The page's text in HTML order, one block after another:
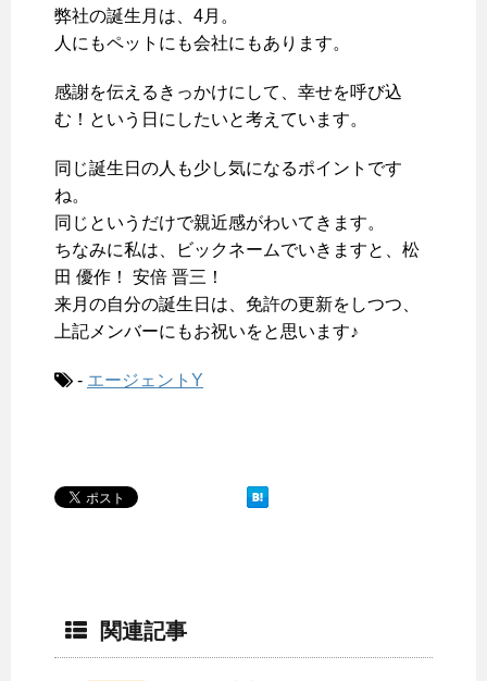
弊社の誕生月は、4月。
人にもペットにも会社にもあります。
感謝を伝えるきっかけにして、幸せを呼び込
む！という日にしたいと考えています。
同じ誕生日の人も少し気になるポイントです
ね。
同じというだけで親近感がわいてきます。
ちなみに私は、ビックネームでいきますと、松
田 優作！ 安倍 晋三！
来月の自分の誕生日は、免許の更新をしつつ、
上記メンバーにもお祝いをと思います♪
- エージェントY
関連記事